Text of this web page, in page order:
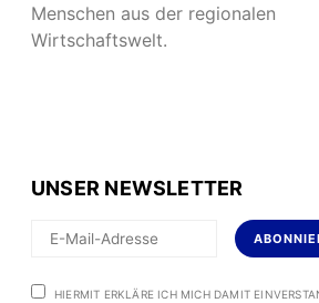
Menschen aus der regionalen
Wirtschaftswelt.
UNSER NEWSLETTER
HIERMIT ERKLÄRE ICH MICH DAMIT